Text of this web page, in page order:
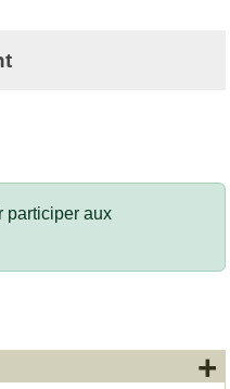
participer aux
+